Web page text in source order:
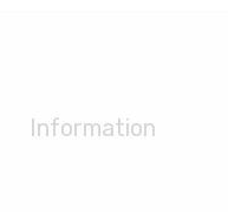
Information